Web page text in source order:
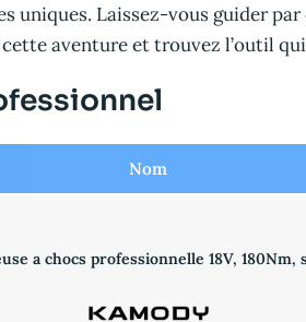
Laissez-vous guider
aventure et trouvez l’outil
Nom
a chocs professionnelle 18V,